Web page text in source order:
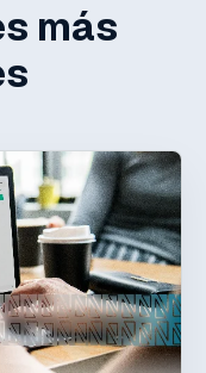
más